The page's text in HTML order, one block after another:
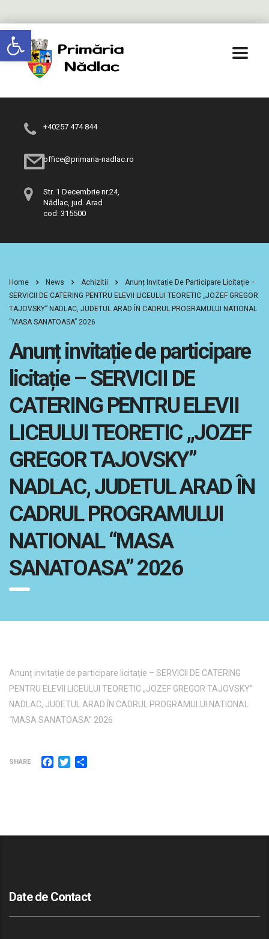
Deschide bara de unelte
+40257 474 844
office@primaria-nadlac.ro
Str. 1 Decembrie nr.24,
Nădlac, jud. Arad
cod: 315500
Home News Achizitii
Anunț Invitație De Participare Licitație –
SERVICII DE CATERING PENTRU ELEVII LICEULUI TEORETIC „JOZEF GREGOR
TAJOVSKY” NADLAC, JUDETUL ARAD ÎN CADRUL PROGRAMULUI NATIONAL
“MASA SANATOASA” 2026
Anunț invitație de participare
licitație – SERVICII DE
CATERING PENTRU ELEVII
LICEULUI TEORETIC „JOZEF
GREGOR TAJOVSKY”
NADLAC, JUDETUL ARAD ÎN
CADRUL PROGRAMULUI
NATIONAL “MASA
SANATOASA” 2026
Anunț invitație de participare licitație – SERVICII DE CATERING
PENTRU ELEVII LICEULUI TEORETIC „JOZEF GREGOR TAJOVSKY”
NADLAC, JUDETUL ARAD ÎN CADRUL PROGRAMULUI NATIONAL
“MASA SANATOASA” 2026
SHARE Facebook
Twitter
Date de Contact